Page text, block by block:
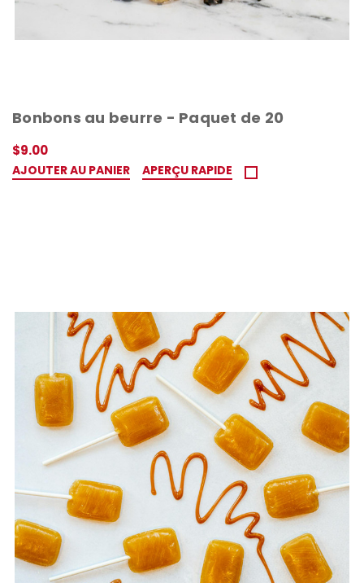
Bonbons au beurre - Paquet de 20
$9.00
AJOUTER AU PANIER APERÇU RAPIDE